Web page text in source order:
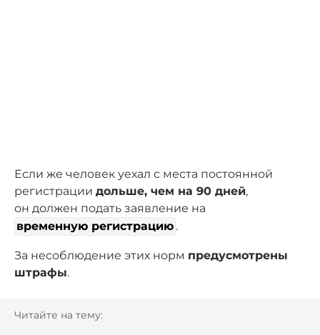
Если же человек уехал с места постоянной
регистрации дольше, чем на 90 дней,
он должен подать заявление на
временную регистрацию .
За несоблюдение этих норм предусмотрены
штрафы.
Читайте на тему: